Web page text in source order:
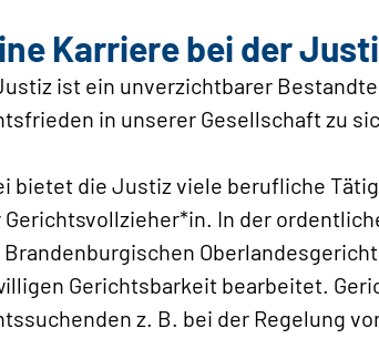
Karriere bei der
ist ein unverzichtbarer
in unserer Gesellschaft zu
bietet die Justiz viele berufliche
Gerichtsvollzieher*in. In der
Brandenburgischen
Gerichtsbarkeit bearbeitet.
z. B. bei der Regelung